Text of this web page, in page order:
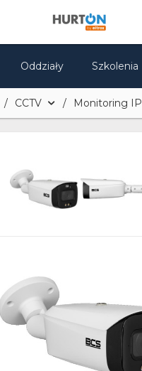
Oddziały Szkolenia
CCTV Monitoring IP